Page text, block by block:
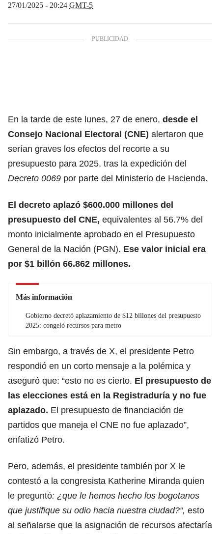
27/01/2025 - 20:24 GMT-5
En la tarde de este lunes, 27 de enero, desde el
Consejo Nacional Electoral (CNE) alertaron que
serían graves los efectos del recorte a su
presupuesto para 2025, tras la expedición del
Decreto 0069 por parte del Ministerio de Hacienda.
El decreto aplazó $600.000 millones del
presupuesto del CNE, equivalentes al 56.7% del
monto inicialmente aprobado en el Presupuesto
General de la Nación (PGN). Ese valor inicial era
por $1 billón 66.862 millones.
Más información
Gobierno decretó aplazamiento de $12 billones del presupuesto
2025: congeló recursos para metro
Sin embargo, a través de X, el presidente Petro
respondió en un corto mensaje a la polémica y
aseguró que: “esto no es cierto. El presupuesto de
las elecciones está en la Registraduría y no fue
aplazado. El presupuesto de financiación de
partidos que maneja el CNE no fue aplazado”,
enfatizó Petro.
Pero, además, el presidente también por X le
contestó a la congresista Katherine Miranda quien
le preguntó: ¿que le hemos hecho los bogotanos
que justifique su odio hacia nuestra ciudad?“, esto
al señalarse que la asignación de recursos afectaría